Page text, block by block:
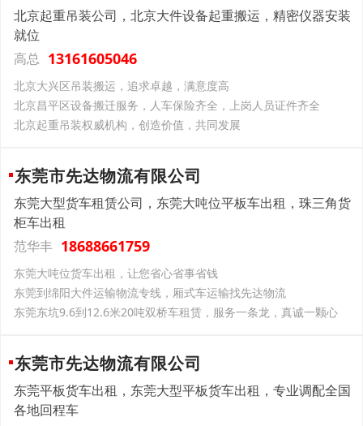
北京起重吊装公司，北京大件设备起重搬运，精密仪器安装
就位
高总 13161605046
北京大兴区吊装搬运，追求卓越，满意度高
北京昌平区设备搬迁服务，人车保险齐全，上岗人员证件齐全
北京起重吊装权威机构，创造价值，共同发展
东莞市先达物流有限公司
东莞大型货车租赁公司，东莞大吨位平板车出租，珠三角货
柜车出租
范华丰 18688661759
东莞大吨位货车出租，让您省心省事省钱
东莞到绵阳大件运输物流专线，厢式车运输找先达物流
东莞东坑9.6到12.6米20吨双桥车租赁，服务一条龙，真诚一颗心
东莞市先达物流有限公司
东莞平板货车出租，东莞大型平板货车出租，专业调配全国
各地回程车